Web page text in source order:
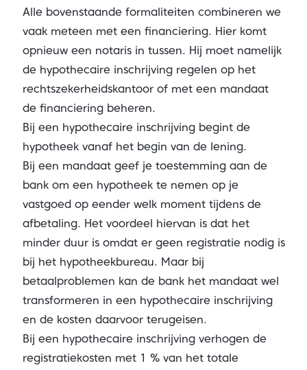
Alle bovenstaande formaliteiten combineren we
vaak meteen met een financiering. Hier komt
opnieuw een notaris in tussen. Hij moet namelijk
de hypothecaire inschrijving regelen op het
rechtszekerheidskantoor of met een mandaat
de financiering beheren.
Bij een hypothecaire inschrijving begint de
hypotheek vanaf het begin van de lening.
Bij een mandaat geef je toestemming aan de
bank om een hypotheek te nemen op je
vastgoed op eender welk moment tijdens de
afbetaling. Het voordeel hiervan is dat het
minder duur is omdat er geen registratie nodig is
bij het hypotheekbureau. Maar bij
betaalproblemen kan de bank het mandaat wel
transformeren in een hypothecaire inschrijving
en de kosten daarvoor terugeisen.
Bij een hypothecaire inschrijving verhogen de
registratiekosten met 1 % van het totale